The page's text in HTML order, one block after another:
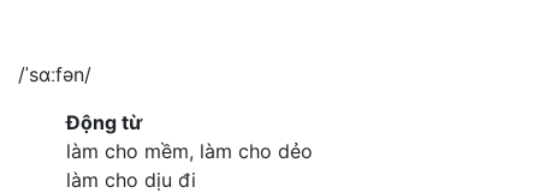
/ˈsɑːfən/
Động từ
làm cho mềm, làm cho dẻo
làm cho dịu đi